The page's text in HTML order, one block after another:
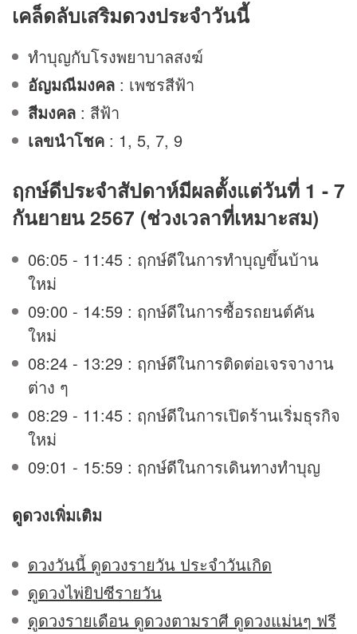
เคล็ดลับเสริมดวงประจำวันนี้
ทำบุญกับโรงพยาบาลสงฆ์
อัญมณีมงคล : เพชรสีฟ้า
สีมงคล : สีฟ้า
เลขนำโชค : 1, 5, 7, 9
ฤกษ์ดีประจำสัปดาห์มีผลตั้งแต่วันที่ 1 - 7
กันยายน 2567 (ช่วงเวลาที่เหมาะสม)
06:05 - 11:45 : ฤกษ์ดีในการทำบุญขึ้นบ้าน
ใหม่
09:00 - 14:59 : ฤกษ์ดีในการซื้อรถยนต์คัน
ใหม่
08:24 - 13:29 : ฤกษ์ดีในการติดต่อเจรจางาน
ต่าง ๆ
08:29 - 11:45 : ฤกษ์ดีในการเปิดร้านเริ่มธุรกิจ
ใหม่
09:01 - 15:59 : ฤกษ์ดีในการเดินทางทำบุญ
ดูดวงเพิ่มเติม
ดวงวันนี้ ดูดวงรายวัน ประจำวันเกิด
ดูดวงไพ่ยิปซีรายวัน
ดูดวงรายเดือน ดูดวงตามราศี ดูดวงแม่นๆ ฟรี